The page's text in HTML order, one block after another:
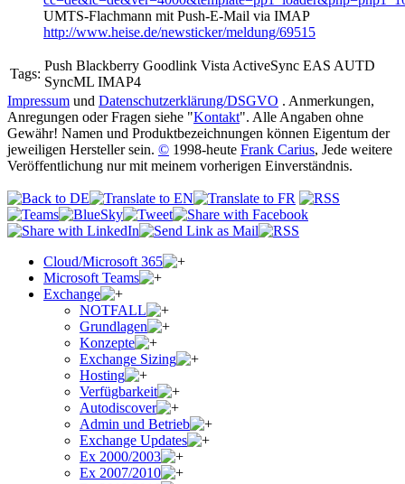
UMTS-Flachmann mit Push-E-Mail via IMAP
http://www.heise.de/newsticker/meldung/69515
Tags:
Push Blackberry Goodlink Vista ActiveSync EAS AUTD
SyncML IMAP4
Impressum und Datenschutzerklärung/DSGVO . Anmerkungen,
Anregungen oder Fragen siehe "Kontakt". Alle Angaben ohne
Gewähr! Namen und Produktbezeichnungen können Eigentum der
jeweiligen Hersteller sein. © 1998-heute Frank Carius, Jede weitere
Veröffentlichung nur mit meinem vorherigen Einverständnis.
Cloud/Microsoft 365
Microsoft Teams
Exchange
NOTFALL
Grundlagen
Konzepte
Exchange Sizing
Hosting
Verfügbarkeit
Autodiscover
Admin und Betrieb
Exchange Updates
Ex 2000/2003
Ex 2007/2010